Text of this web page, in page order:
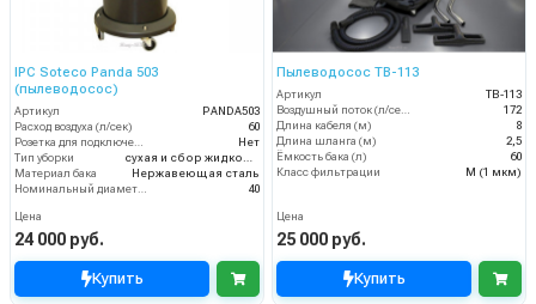
IPC Soteco Panda 503
(пылеводосос)
Артикул
PANDA503
Расход воздуха (л/сек)
60
Нет
Тип уборки
Материал бака
Нержавеющая сталь
40
Цена
24 000 руб.
Купить
Пылеводосос TB-113
Артикул
TB-113
172
Длина кабеля (м)
8
Длина шланга (м)
2,5
Ёмкость бака (л)
60
Класс фильтрации
M (1 мкм)
Цена
25 000 руб.
Купить